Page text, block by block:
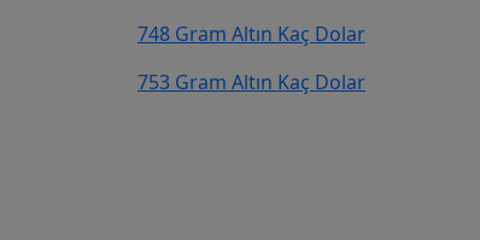
748 Gram Altın Kaç Dolar
753 Gram Altın Kaç Dolar